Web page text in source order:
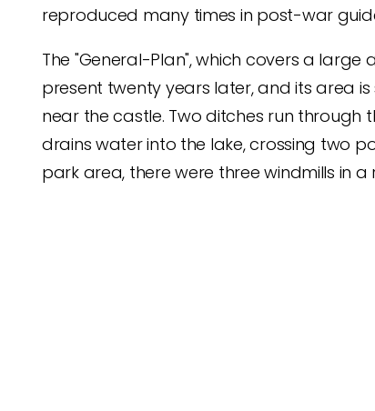
reproduced many times in post-war
The "General-Plan", which covers a
present twenty years later, and its area
near the castle. Two ditches run through
drains water into the lake, crossing two
park area, there were three windmills in